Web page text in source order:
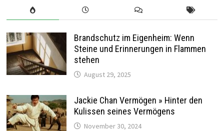
Brandschutz im Eigenheim: Wenn
Steine und Erinnerungen in Flammen
stehen
August 29, 2025
Jackie Chan Vermögen » Hinter den
Kulissen seines Vermögens
November 30, 2024